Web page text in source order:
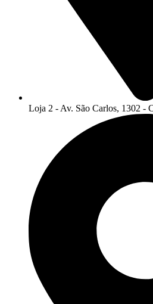
Loja 2 - Av. São Carlos, 1302 -